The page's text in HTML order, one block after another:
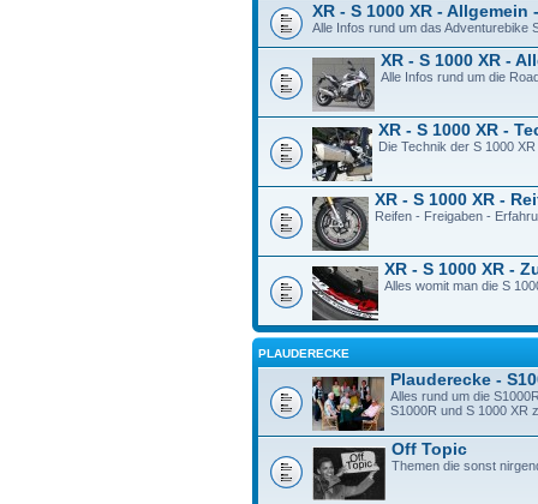
XR - S 1000 XR -
Alle Infos rund um das Adventurebike
XR - S 1000 XR -
Alle Infos rund um die
XR - S 1000 XR -
Die Technik der S 1000
XR - S 1000 XR -
Reifen - Freigaben -
XR - S 1000 XR -
Alles womit man die S
PLAUDERECKE
Plauderecke -
Alles rund um die
S1000R und S 1000 XR
Off Topic
Themen die sonst